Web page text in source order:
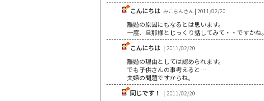
こんにちは みこちんさん | 2011/02/20
離婚の原因にもなるとは思います。
一度、旦那様とじっくり話してみて・・ですかね。
こんにちは | 2011/02/20
離婚の理由としては認められます。
でも子供さんの事考えると…
夫婦の問題ですからね。
同じです！
| 2011/02/20